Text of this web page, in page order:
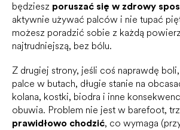
będziesz poruszać się w zdrowy
aktywnie używać palców i nie tupać
możesz poradzić sobie z każdą
najtrudniejszą, bez bólu.
Z drugiej strony, jeśli coś naprawdę
palce w butach, długie stanie na
kolana, kostki, biodra i inne
obuwia. Problem nie jest w barefoot,
prawidłowo chodzić, co wymaga